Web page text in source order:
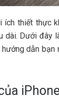
ích thiết thực
dài. Dưới đây
dẫn bạn